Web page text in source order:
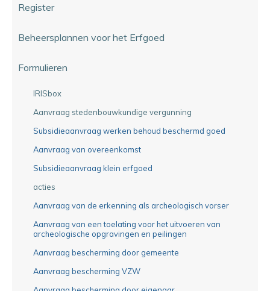
Register
Beheersplannen voor het Erfgoed
Formulieren
IRISbox
Aanvraag stedenbouwkundige vergunning
Subsidieaanvraag werken behoud beschermd goed
Aanvraag van overeenkomst
Subsidieaanvraag klein erfgoed
acties
Aanvraag van de erkenning als archeologisch vorser
Aanvraag van een toelating voor het uitvoeren van
archeologische opgravingen en peilingen
Aanvraag bescherming door gemeente
Aanvraag bescherming VZW